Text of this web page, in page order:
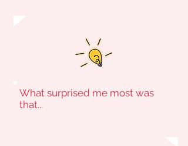
What surprised me most was
that...